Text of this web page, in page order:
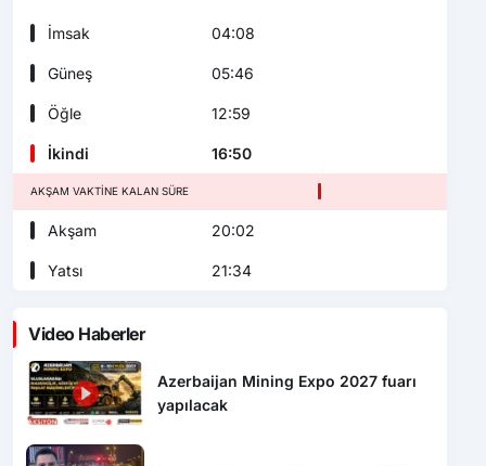
İmsak 04:08
Güneş 05:46
Öğle 12:59
İkindi 16:50
AKŞAM VAKTINE KALAN SÜRE
Akşam 20:02
Yatsı 21:34
Video Haberler
Azerbaijan Mining Expo 2027 fuarı
yapılacak